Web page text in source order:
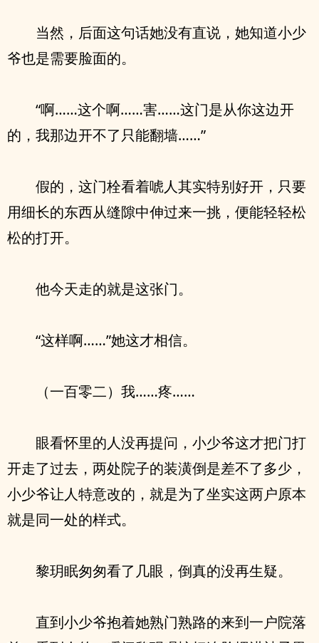
当然，后面这句话她没有直说，她知道小少
爷也是需要脸面的。
“啊……这个啊……害……这门是从你这边开
的，我那边开不了只能翻墙……”
假的，这门栓看着唬人其实特别好开，只要
用细长的东西从缝隙中伸过来一挑，便能轻轻松
松的打开。
他今天走的就是这张门。
“这样啊……”她这才相信。
（一百零二）我……疼……
眼看怀里的人没再提问，小少爷这才把门打
开走了过去，两处院子的装潢倒是差不了多少，
小少爷让人特意改的，就是为了坐实这两户原本
就是同一处的样式。
黎玥眠匆匆看了几眼，倒真的没再生疑。
直到小少爷抱着她熟门熟路的来到一户院落